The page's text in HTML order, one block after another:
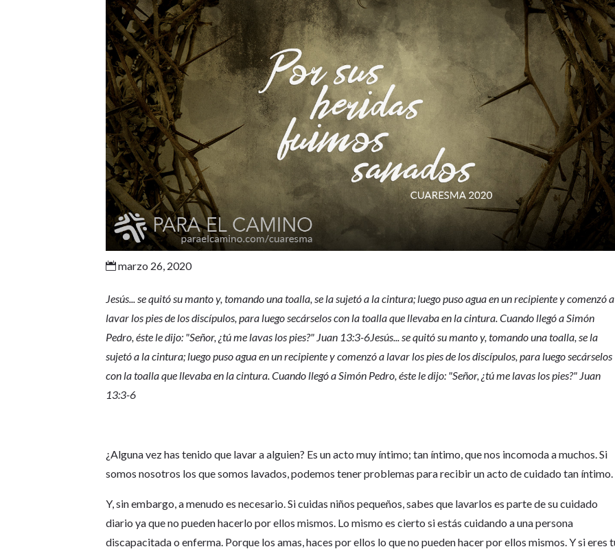
 marzo 26, 2020
Jesús... se quitó su manto y, tomando una toalla, se la sujetó a la cintura; luego puso agua en un recipiente y comenzó a
lavar los pies de los discípulos, para luego secárselos con la toalla que llevaba en la cintura. Cuando llegó a Simón
Pedro, éste le dijo: "Señor, ¿tú me lavas los pies?" Juan 13:3-6Jesús... se quitó su manto y, tomando una toalla, se la
sujetó a la cintura; luego puso agua en un recipiente y comenzó a lavar los pies de los discípulos, para luego secárselos
con la toalla que llevaba en la cintura. Cuando llegó a Simón Pedro, éste le dijo: "Señor, ¿tú me lavas los pies?" Juan
13:3-6
¿Alguna vez has tenido que lavar a alguien? Es un acto muy íntimo; tan íntimo, que nos incomoda a muchos. Si
somos nosotros los que somos lavados, podemos tener problemas para recibir un acto de cuidado tan íntimo.
Y, sin embargo, a menudo es necesario. Si cuidas niños pequeños, sabes que lavarlos es parte de su cuidado
diario ya que no pueden hacerlo por ellos mismos. Lo mismo es cierto si estás cuidando a una persona
discapacitada o enferma. Porque los amas, haces por ellos lo que no pueden hacer por ellos mismos. Y si eres